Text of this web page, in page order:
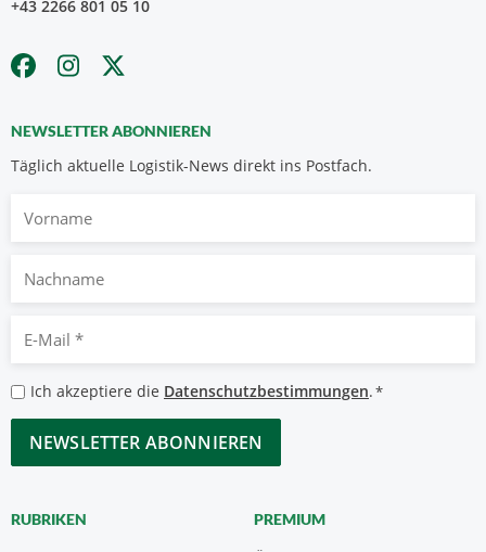
+43 2266 801 05 10
NEWSLETTER ABONNIEREN
Täglich aktuelle Logistik-News direkt ins Postfach.
Nachname
Mail
*
Datenschutzbestimmungen
*
Ich akzeptiere die Datenschutzbestimmungen.*
CAPTCHA
RUBRIKEN PREMIUM